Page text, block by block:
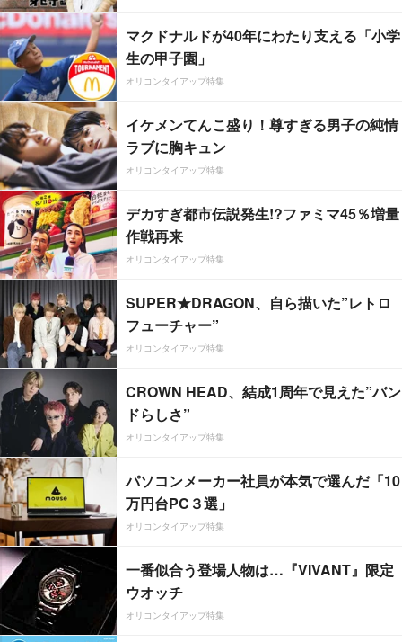
マクドナルドが40年にわたり支える「小学
生の甲子園」
オリコンタイアップ特集
イケメンてんこ盛り！尊すぎる男子の純情
ラブに胸キュン
オリコンタイアップ特集
デカすぎ都市伝説発生!?ファミマ45％増量
作戦再来
オリコンタイアップ特集
SUPER★DRAGON、自ら描いた”レトロ
フューチャー”
オリコンタイアップ特集
CROWN HEAD、結成1周年で見えた”バン
ドらしさ”
オリコンタイアップ特集
パソコンメーカー社員が本気で選んだ「10
万円台PC３選」
オリコンタイアップ特集
一番似合う登場人物は…『VIVANT』限定
ウオッチ
オリコンタイアップ特集